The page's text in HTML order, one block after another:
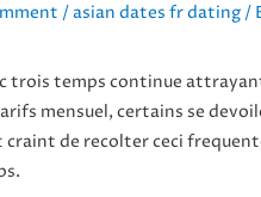
/asian dates fr dating /
trois temps continue
mensuel, certains se
de recolter ceci